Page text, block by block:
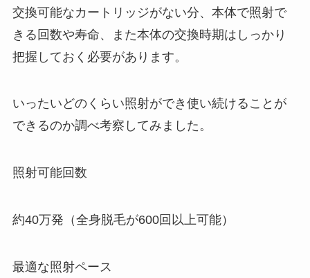
交換可能なカートリッジがない分、本体で照射で
きる回数や寿命、また本体の交換時期はしっかり
把握しておく必要があります。
いったいどのくらい照射ができ使い続けることが
できるのか調べ考察してみました。
照射可能回数
約40万発（全身脱毛が600回以上可能）
最適な照射ペース